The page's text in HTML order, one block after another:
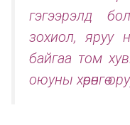
гэгээрэлд
зохиол, яруу
байгаа том
оюуны хөрөнгө